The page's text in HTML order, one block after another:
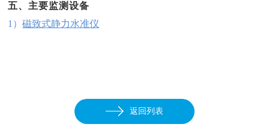
五、主要监测设备
1）磁致式静力水准仪
返回列表